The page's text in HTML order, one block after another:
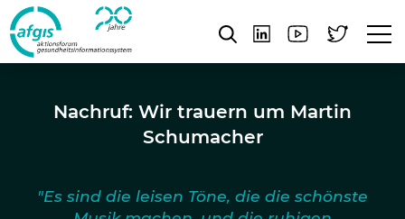
Nachruf: Wir trauern um Martin
Schumacher
"Es sind die leisen Töne, die die schönste